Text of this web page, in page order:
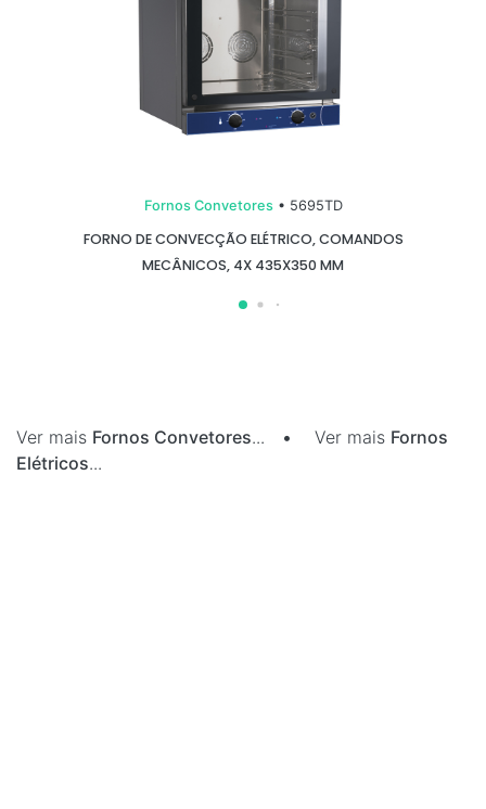
Fornos Convetores• 5695TD
FORNO DE CONVECÇÃO ELÉTRICO, COMANDOS
MECÂNICOS, 4X 435X350 MM
Ver mais Fornos Convetores... • Ver mais Fornos
Elétricos...